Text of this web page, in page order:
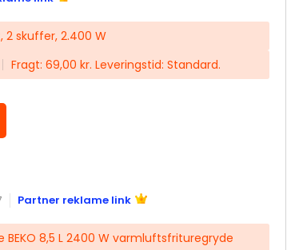
2 skuffer, 2.400 W
Fragt: 69,00 kr. Leveringstid: Standard.
Partner reklame link
8,5 L 2400 W varmluftsfrituregryde